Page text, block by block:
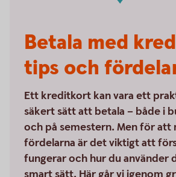
Betala med
tips och
Ett kreditkort kan vara ett
säkert sätt att betala – både i
och på semestern. Men för att
fördelarna är det viktigt att
fungerar och hur du använder